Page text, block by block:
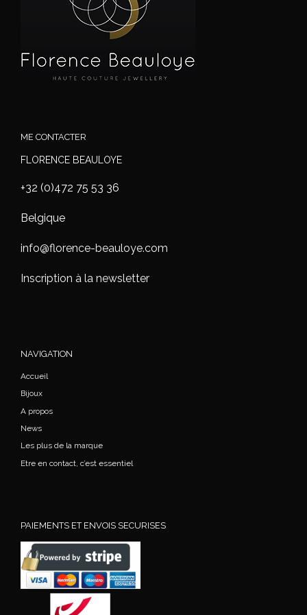
ME CONTACTER
FLORENCE BEAULOYE
+32 (0)472 75 53 36
Belgique
info@florence-beauloye.com
Inscription à la newsletter
NAVIGATION
Accueil
Bijoux
A propos
News
Les plus de la marque
Etre en contact, c’est essentiel
PAIEMENTS ET ENVOIS SECURISES